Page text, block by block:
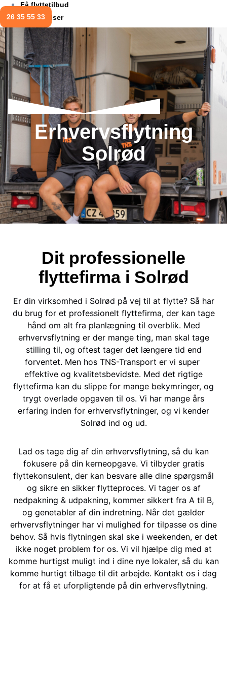
Få flyttetilbud
Anmeldelser
26 35 55 33
Erhvervsflytning
Solrød
Dit professionelle
flyttefirma i Solrød
Er din virksomhed i Solrød på vej til at flytte? Så har
du brug for et professionelt flyttefirma, der kan tage
hånd om alt fra planlægning til overblik. Med
erhvervsflytning er der mange ting, man skal tage
stilling til, og oftest tager det længere tid end
forventet. Men hos TNS-Transport er vi super
effektive og kvalitetsbevidste. Med det rigtige
flyttefirma kan du slippe for mange bekymringer, og
trygt overlade opgaven til os. Vi har mange års
erfaring inden for erhvervsflytninger, og vi kender
Solrød ind og ud.
Lad os tage dig af din erhvervsflytning, så du kan
fokusere på din kerneopgave. Vi tilbyder gratis
flyttekonsulent, der kan besvare alle dine spørgsmål
og sikre en sikker flytteproces. Vi tager os af
nedpakning & udpakning, kommer sikkert fra A til B,
og genetabler af din indretning. Når det gælder
erhvervsflytninger har vi mulighed for tilpasse os dine
behov. Så hvis flytningen skal ske i weekenden, er det
ikke noget problem for os. Vi vil hjælpe dig med at
komme hurtigst muligt ind i dine nye lokaler, så du kan
komme hurtigt tilbage til dit arbejde. Kontakt os i dag
for at få et uforpligtende på din erhvervsflytning.